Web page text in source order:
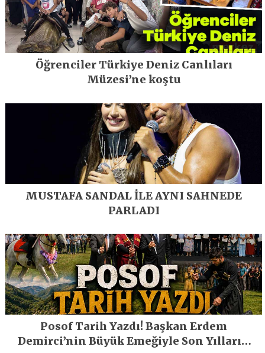
Öğrenciler Türkiye Deniz Canlıları
Müzesi’ne koştu
MUSTAFA SANDAL İLE AYNI SAHNEDE
PARLADI
Posof Tarih Yazdı! Başkan Erdem
Demirci’nin Büyük Emeğiyle Son Yılların